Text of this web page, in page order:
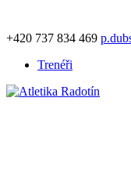
+420 737 834 469
Trenéři